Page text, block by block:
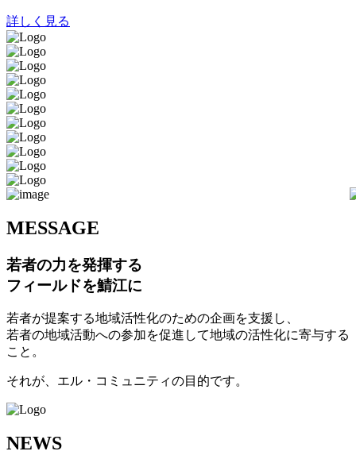
詳しく見る
MESSAGE
若者の力を発揮する
フィールドを鯖江に
若者が提案する地域活性化のための企画を支援し、
若者の地域活動への参加を促進して地域の活性化に寄与する
こと。
それが、エル・コミュニティの目的です。
NEWS